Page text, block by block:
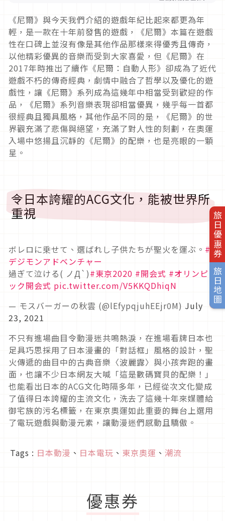
旅日優惠券
旅日地圖
《尼爾》與今天我們介紹的遊戲年紀比起來都更為年
輕，是一款在十年前發售的遊戲，《尼爾》本篇在遊戲
性在口碑上並沒有像是其他作品那樣來得優秀且傳奇，
以他精彩優異的音樂而受到大家喜愛，但《尼爾》在
2017年時推出了續作《尼爾：自動人形》卻成為了近代
遊戲不朽的傳奇經典，劇情中融合了哲學以及優化的遊
戲性，讓《尼爾》系列成為這幾年中相當受到歡迎的作
品，《尼爾》系列音樂表現卻相當優異，幾乎每一首都
很經典且獨具風格，其他作品不同的是，《尼爾》的世
界觀充滿了悲傷與絕望，充滿了對人性的刻劃，在奧運
入場中悠揚且沉靜的《尼爾》的配樂，也是亮眼的一顆
星。
令日本誇耀的ACG文化，能被世界所
重視
ボレロに乗せて、選ばれし子供たちが聖火を運ぶ。 #
デジモンアドベンチャー
過ぎて泣ける( ノД`)#東京2020 #開会式 #オリンピ
ック開会式 pic.twitter.com/V5KKQDhiqN
— モスバーガーの秋雲 (@lEfypqjuhEEjr0M) July
23, 2021
不只有進場曲目令動漫迷共鳴熱淚，在進場看牌日本也
足具巧思採用了日本漫畫的「對話框」風格的設計，聖
火傳遞的曲目中的古典音樂〈波麗露〉與小孩奔跑的畫
面，也讓不少日本網友大喊「這是數碼寶貝的配樂！」
也能看出日本的ACG文化時隔多年，已經從次文化變成
了值得日本誇耀的主流文化，洗去了這幾十年來媒體給
御宅族的污名標籤，在東京奧運如此重要的舞台上選用
了電玩遊戲與動漫元素，讓動漫迷們感動且驕傲。
Tags : 日本動漫 、 日本電玩 、 東京奧運 、 潮流
優惠券